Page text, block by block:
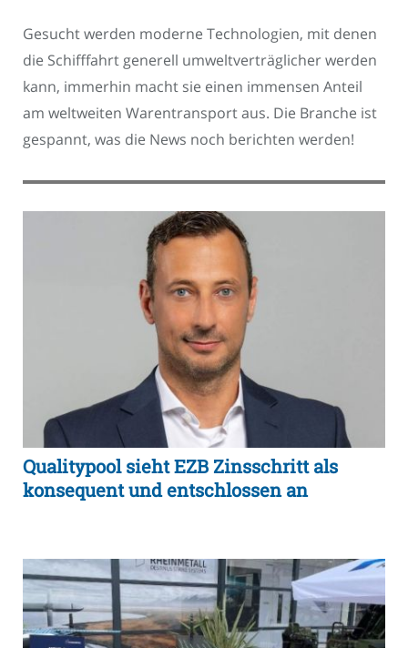
Gesucht werden moderne Technologien, mit denen
die Schifffahrt generell umweltverträglicher werden
kann, immerhin macht sie einen immensen Anteil
am weltweiten Warentransport aus. Die Branche ist
gespannt, was die News noch berichten werden!
Qualitypool sieht EZB Zinsschritt als
konsequent und entschlossen an